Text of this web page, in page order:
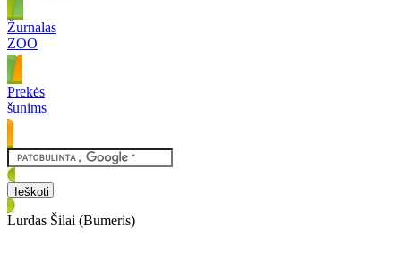
Žurnalas
ZOO
Prekės
šunims
Lurdas Šilai (Bumeris)